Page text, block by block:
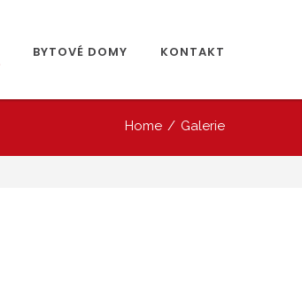
BYTOVÉ DOMY KONTAKT
Home / Galerie